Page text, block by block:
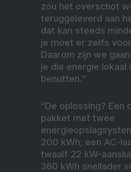
zou het overschot
teruggeleverd aan
dat kan steeds
je moet er zelfs
Daarom zijn we
je die energie lokaal
benutten.”
“De oplossing? Een
pakket met twee
200 kWh, een AC-
twaalf 22 kW-
360 kWh snellader